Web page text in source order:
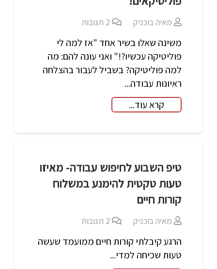
מאיה בוכניק 2 תגובות
משינה שאלו בשיר אחד "אז למה לי
פוליטיקה עכשיו?!" ואני עונה להם: מה
למה פוליטיקה? בשביל לעבור בהצלחה
ראיונות עבודה...
קרא עוד...
טיפ השבוע לחיפוש עבודה- מאיזו
טעות טקטית להימנע במשלוח
קורות חיים
מאיה בוכניק 2 תגובות
הרגע קיבלתי קורות חיים ממועמד שעשה
טעות שכיחה למדי...